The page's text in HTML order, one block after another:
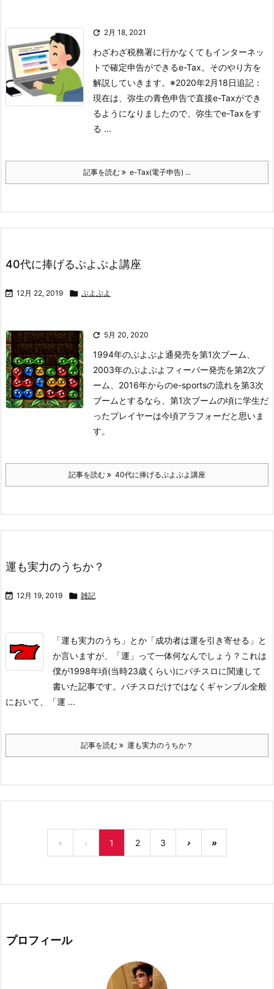
 2月 18, 2021
わざわざ税務署に行かなくてもインターネッ
トで確定申告ができるe-Tax。そのやり方を
解説していきます。 ※2020年2月18日追記：
現在は、弥生の青色申告で直接e-Taxができ
るようになりましたので、弥生でe-Taxをす
る ...
記事を読む e-Tax(電子申告) ...
40代に捧げるぷよぷよ講座
 12月 22, 2019  ぷよぷよ
 5月 20, 2020
1994年のぷよぷよ通発売を第1次ブーム、
2003年のぷよぷよフィーバー発売を第2次ブ
ーム、2016年からのe-sportsの流れを第3次
ブームとするなら、第1次ブームの頃に学生だ
ったプレイヤーは今頃アラフォーだと思いま
す。
記事を読む 40代に捧げるぷよぷよ講座
運も実力のうちか？
 12月 19, 2019  雑記
「運も実力のうち」とか「成功者は運を引き寄せる」と
か言いますが、「運」って一体何なんでしょう？ これは
僕が1998年頃(当時23歳くらい)にパチスロに関連して
書いた記事です。パチスロだけではなくギャンブル全般
において、「運 ...
記事を読む 運も実力のうちか？
« ‹ 1 2 3 › »
プロフィール